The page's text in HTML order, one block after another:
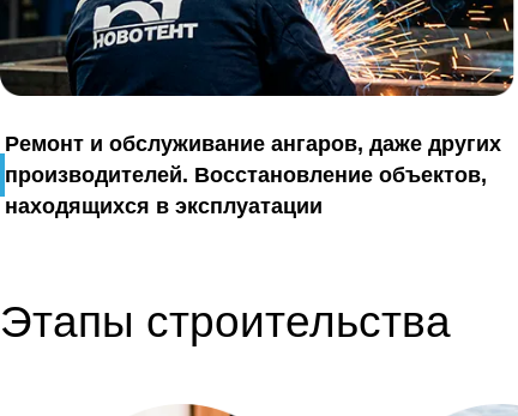
Ремонт и обслуживание ангаров, даже других
производителей. Восстановление объектов,
находящихся в эксплуатации
Этапы строительства